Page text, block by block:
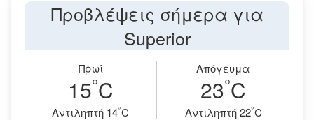
Προβλέψεις σήμερα για
Superior
Πρωί
15°C
Aντιληπτή 14°C
Απόγευμα
23°C
Aντιληπτή 22°C